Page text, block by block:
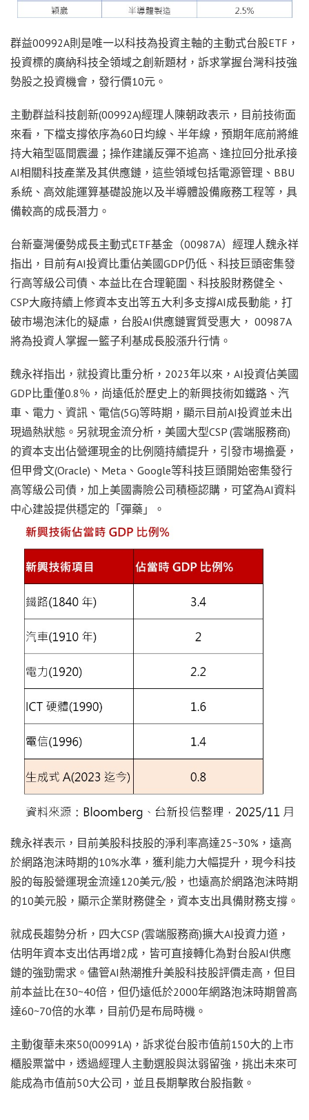
群益00992A則是唯一以科技為投資主軸的主動式台股ETF，
投資標的廣納科技全領域之創新題材，訴求掌握台灣科技強
勢股之投資機會，發行價10元。
主動群益科技創新(00992A)經理人陳朝政表示，目前技術面
來看，下檔支撐依序為60日均線、半年線，預期年底前將維
持大箱型區間震盪；操作建議反彈不追高、逢拉回分批承接
AI相關科技產業及其供應鏈，這些領域包括電源管理、BBU
系統、高效能運算基礎設施以及半導體設備廠務工程等，具
備較高的成長潛力。
台新臺灣優勢成長主動式ETF基金（00987A）經理人魏永祥
指出，目前有AI投資比重佔美國GDP仍低、科技巨頭密集發
行高等級公司債、本益比在合理範圍、科技股財務健全、
CSP大廠持續上修資本支出等五大利多支撐AI成長動能，打
破市場泡沫化的疑慮，台股AI供應鏈實質受惠大， 00987A
將為投資人掌握一籃子利基成長股漲升行情。
魏永祥指出，就投資比重分析，2023年以來，AI投資佔美國
GDP比重僅0.8％，尚遠低於歷史上的新興技術如鐵路、汽
車、電力、資訊、電信(5G)等時期，顯示目前AI投資並未出
現過熱狀態。另就現金流分析，美國大型CSP (雲端服務商)
的資本支出佔營運現金的比例隨持續提升，引發市場擔憂，
但甲骨文(Oracle)、Meta、Google等科技巨頭開始密集發行
高等級公司債，加上美國壽險公司積極認購，可望為AI資料
中心建設提供穩定的「彈藥」。
魏永祥表示，目前美股科技股的淨利率高達25~30%，遠高
於網路泡沫時期的10%水準，獲利能力大幅提升，現今科技
股的每股營運現金流達120美元/股，也遠高於網路泡沫時期
的10美元股，顯示企業財務健全，資本支出具備財務支撐。
就成長趨勢分析，四大CSP (雲端服務商)擴大AI投資力道，
估明年資本支出估再增2成，皆可直接轉化為對台股AI供應
鏈的強勁需求。儘管AI熱潮推升美股科技股評價走高，但目
前本益比在30~40倍，但仍遠低於2000年網路泡沫時期曾高
達60~70倍的水準，目前仍是布局時機。
主動復華未來50(00991A)，訴求從台股市值前150大的上市
櫃股票當中，透過經理人主動選股與汰弱留強，挑出未來可
能成為市值前50大公司，並且長期擊敗台股指數。